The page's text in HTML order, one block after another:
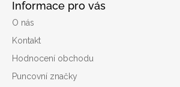
Informace pro vás
O nás
Kontakt
Hodnocení obchodu
Puncovní značky